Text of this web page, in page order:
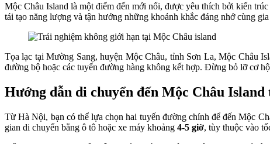
Mộc Châu Island là một điểm đến mới nổi, được yêu thích bởi kiến
tái tạo năng lượng và tận hưởng những khoảnh khắc đáng nhớ cùng
Tọa lạc tại Mường Sang, huyện Mộc Châu, tỉnh Sơn La, Mộc Châu
đường bộ hoặc các tuyến đường hàng không kết hợp. Đừng bỏ lỡ cơ
Hướng dẫn di chuyển đến Mộc Châu
Từ Hà Nội, bạn có thể lựa chọn hai tuyến đường chính để đến Mộc
gian di chuyển bằng ô tô hoặc xe máy khoảng 4-5 giờ, tùy thuộc vào